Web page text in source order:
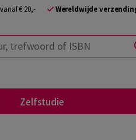
€ 20,- Wereldwijde
of ISBN
Zelfstudie